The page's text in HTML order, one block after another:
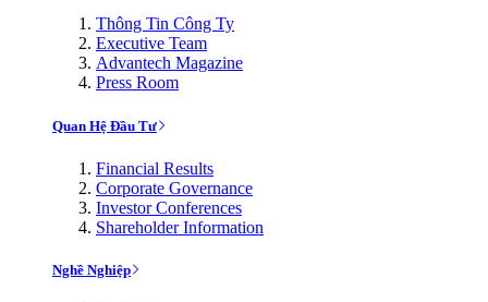
Thông Tin Công Ty
Executive Team
Advantech Magazine
Press Room
Quan Hệ Đầu Tư
Financial Results
Corporate Governance
Investor Conferences
Shareholder Information
Nghề Nghiệp